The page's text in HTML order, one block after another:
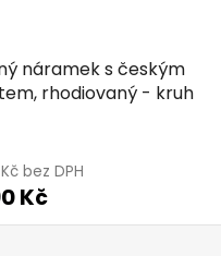
náramek s českým
rhodiovaný - kruh
bez DPH
Kč